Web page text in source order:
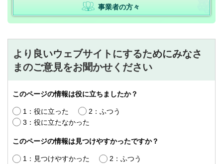
事業者の方々
より良いウェブサイトにするためにみなさ
まのご意見をお聞かせください
このページの情報は役に立ちましたか？
1：役に立った
2：ふつう
3：役に立たなかった
このページの情報は見つけやすかったですか？
1：見つけやすかった
2：ふつう